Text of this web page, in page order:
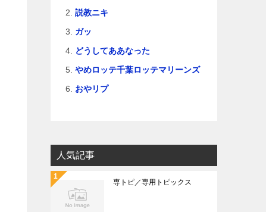
説教ニキ
ガッ
どうしてああなった
やめロッテ千葉ロッテマリーンズ
おやリプ
人気記事
専トピ／専用トピックス